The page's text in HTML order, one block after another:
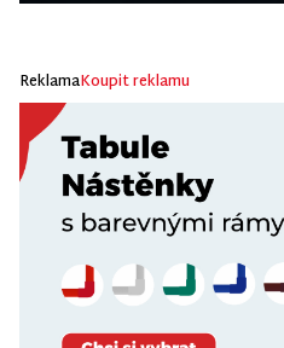
ReklamaKoupit reklamu